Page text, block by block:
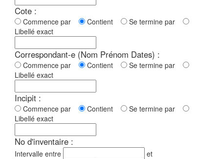
Cote :
Commence par Contient
Se termine par
Libellé exact
Correspondant-e (Nom Prénom Dates) :
Commence par Contient
Se termine par
Libellé exact
Incipit :
Commence par Contient
Se termine par
Libellé exact
No d'inventaire :
Intervalle entre et